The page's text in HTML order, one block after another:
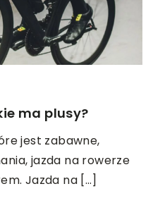
ma plusy?
jest zabawne,
jazda na rowerze
Jazda na […]